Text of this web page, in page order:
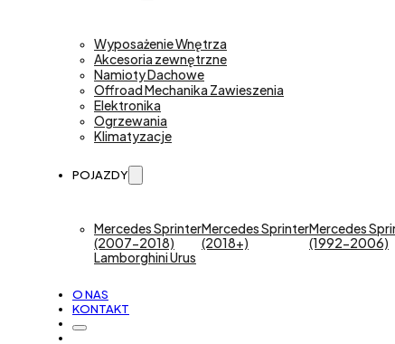
Wyposażenie Wnętrza
Akcesoria zewnętrzne
Namioty Dachowe
Offroad Mechanika Zawieszenia
Elektronika
Ogrzewania
Klimatyzacje
POJAZDY
Mercedes Sprinter
(2007-2018)
Mercedes Sprinter
(2018+)
Mercedes
(1992-2006)
Lamborghini Urus
O NAS
KONTAKT